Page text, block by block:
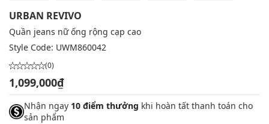
URBAN REVIVO
Quần jeans nữ ống rộng cạp cao
Style Code: UWM860042
(0)
1,099,000₫
Nhận ngay 10 điểm thưởng khi hoàn tất thanh toán cho
sản phẩm